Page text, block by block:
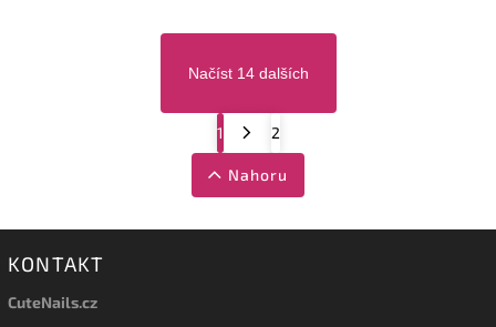
Načíst 14 dalších
1 2
Nahoru
KONTAKT
CuteNails.cz